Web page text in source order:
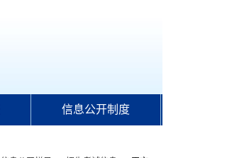
信息公开制度